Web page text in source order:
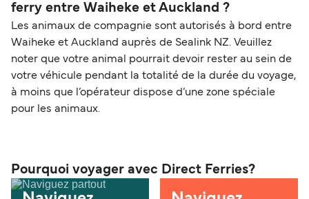
ferry entre Waiheke et Auckland ?
Les animaux de compagnie sont autorisés à bord entre
Waiheke et Auckland auprès de Sealink NZ. Veuillez
noter que votre animal pourrait devoir rester au sein de
votre véhicule pendant la totalité de la durée du voyage,
à moins que l’opérateur dispose d’une zone spéciale
pour les animaux.
Pourquoi voyager avec Direct Ferries?